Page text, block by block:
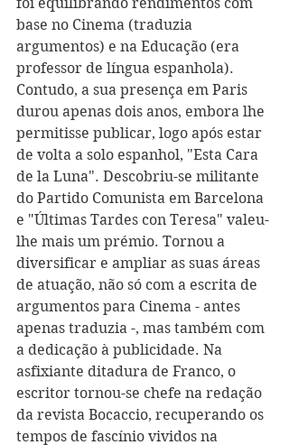
base no Cinema (traduzia
argumentos) e na Educação (era
professor de língua espanhola).
Contudo, a sua presença em Paris
durou apenas dois anos, embora lhe
permitisse publicar, logo após estar
de volta a solo espanhol, "Esta Cara
de la Luna". Descobriu-se militante
do Partido Comunista em Barcelona
e "Últimas Tardes con Teresa" valeu-
lhe mais um prémio. Tornou a
diversificar e ampliar as suas áreas
de atuação, não só com a escrita de
argumentos para Cinema - antes
apenas traduzia -, mas também com
a dedicação à publicidade. Na
asfixiante ditadura de Franco, o
escritor tornou-se chefe na redação
da revista Bocaccio, recuperando os
tempos de fascínio vividos na